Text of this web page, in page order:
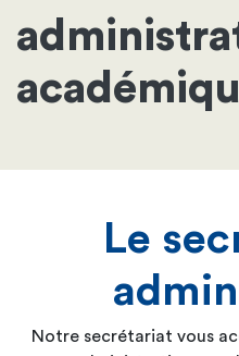
Le
Notre secrétariat vous